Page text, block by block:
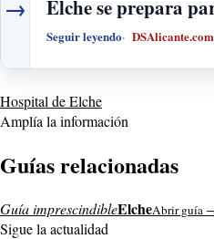
→ Elche se prepara
Seguir leyendo DSAlicante.com
Hospital de Elche
Amplía la información
Guías relacionadas
Guía imprescindibleElcheAbrir guía
Sigue la actualidad